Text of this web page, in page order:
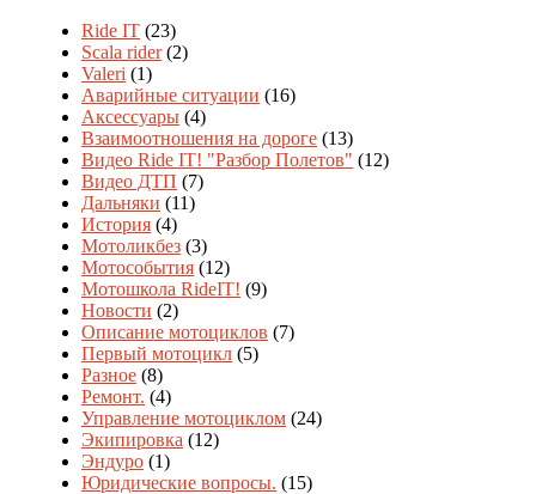
Ride IT (23)
Scala rider(2)
Valeri (1)
Аварийные ситуации (16)
Аксессуары (4)
Взаимоотношения на дороге (13)
Видео Ride IT! "Разбор Полетов" (12)
Видео ДТП (7)
Дальняки (11)
История (4)
Мотоликбез (3)
Мотособытия (12)
Мотошкола RideIT! (9)
Новости (2)
Описание мотоциклов (7)
Первый мотоцикл (5)
Разное (8)
Ремонт. (4)
Управление мотоциклом (24)
Экипировка (12)
Эндуро (1)
Юридические вопросы. (15)